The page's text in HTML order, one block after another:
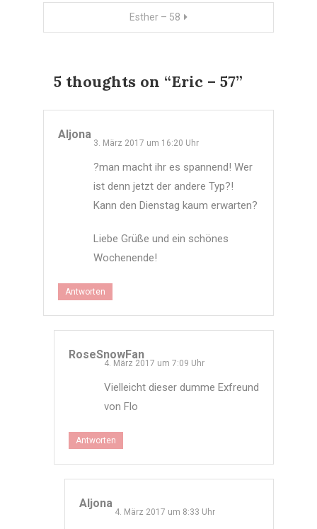
Esther – 58
5 thoughts on “Eric – 57”
Aljona
3. März 2017 um 16:20 Uhr
?man macht ihr es spannend! Wer
ist denn jetzt der andere Typ?!
Kann den Dienstag kaum erwarten?
Liebe Grüße und ein schönes
Wochenende!
Antworten
RoseSnowFan
4. März 2017 um 7:09 Uhr
Vielleicht dieser dumme Exfreund
von Flo
Antworten
Aljona
4. März 2017 um 8:33 Uhr